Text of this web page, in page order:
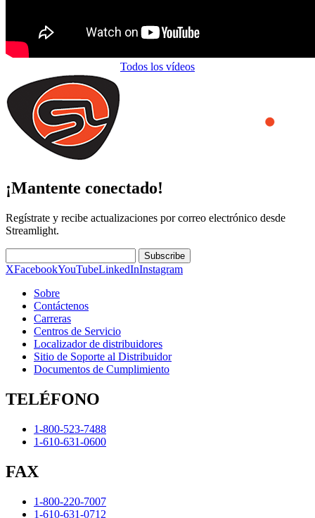
Todos los vídeos
¡Mantente conectado!
Regístrate y recibe actualizaciones por correo electrónico desde
Streamlight.
Subscribe
XFacebookYouTubeLinkedInInstagram
Sobre
Contáctenos
Carreras
Centros de Servicio
Localizador de distribuidores
Sitio de Soporte al Distribuidor
Documentos de Cumplimiento
TELÉFONO
1-800-523-7488
1-610-631-0600
FAX
1-800-220-7007
1-610-631-0712